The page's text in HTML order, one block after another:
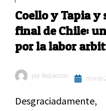
Coello y Tapia y
final de Chile:
por la labor
por Redaccion marzo